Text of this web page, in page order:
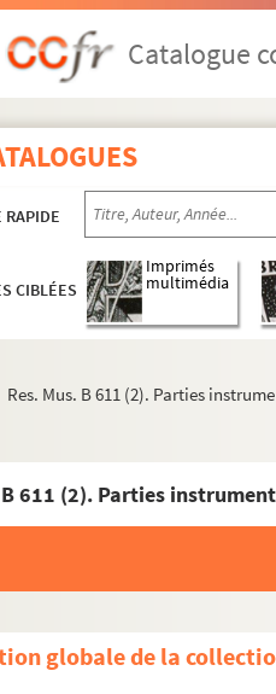
Catalogue
RAPIDE
CIBLÉES
Imprimés
multimédia
Res. Mus. B 611 (2). Parties
B 611 (2). Parties
globale de la